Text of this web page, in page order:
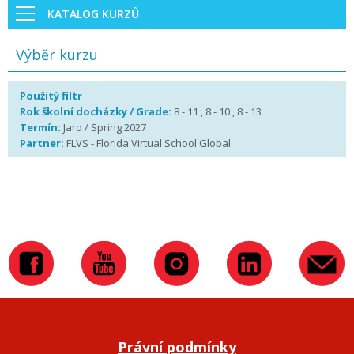
KATALOG KURZŮ
Výběr kurzu
Použitý filtr
Rok školní docházky / Grade: 8 - 11 , 8 - 10 , 8 - 13
Termín: Jaro / Spring 2027
Partner: FLVS - Florida Virtual School Global
Právní podmínky